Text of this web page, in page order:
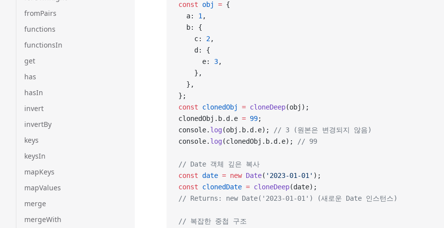
fromPairs
functions
functionsIn
get
has
hasIn
invert
invertBy
keys
keysIn
mapKeys
mapValues
merge
mergeWith
const obj = {
  a:
1 ,
  b: {
    c:
2,
    d: {
      e:
3,
    },
  },
};
const clonedObj = cloneDeep(obj);
clonedObj.b.d.e = 99;
console. log (obj.b.d.e);
// 3 (원본은 변경되지 않음)
console. log (clonedObj.b.d.e); // 99
// Date 객체 깊은 복사
const date = new Date( '2023-01-01' );
const clonedDate = cloneDeep(date);
// Returns: new Date('2023-01-01') (새로운 Date 인스턴스)
// 복잡한 중첩 구조